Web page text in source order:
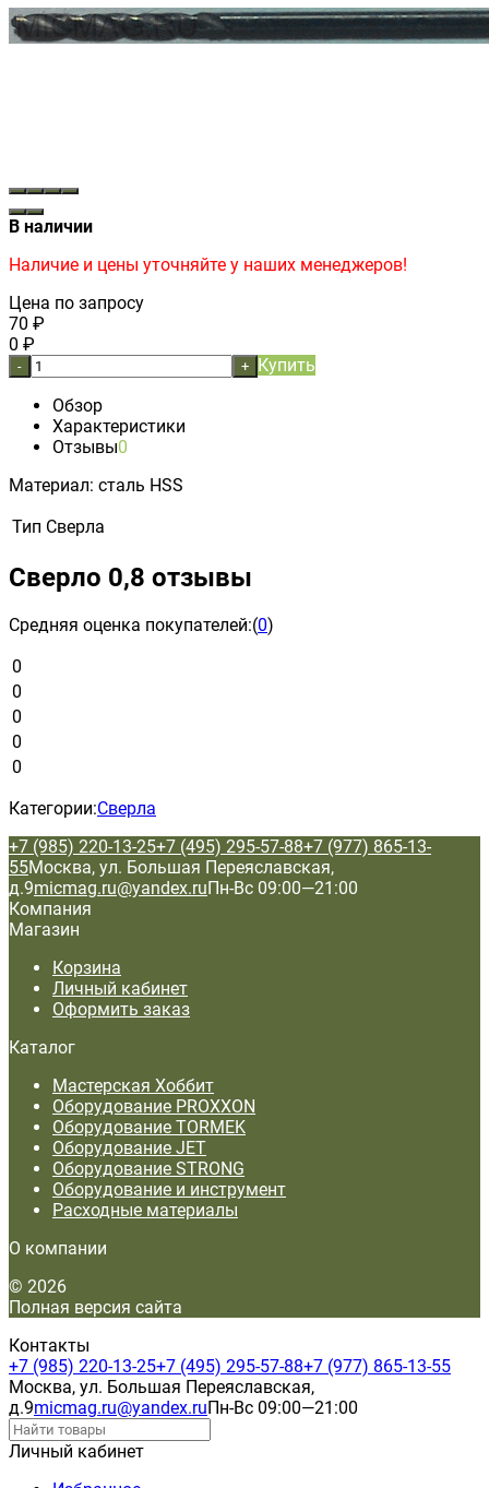
В наличии
Наличие и цены уточняйте у наших менеджеров!
Цена по запросу
70 ₽
0 ₽
- + Купить
Обзор
Характеристики
Отзывы0
Материал: сталь HSS
Тип Сверла
Сверло 0,8 отзывы
Средняя оценка покупателей:(0)
0
0
0
0
0
Категории:Сверла
+7 (985) 220-13-25+7 (495) 295-57-88+7 (977) 865-13-
55Москва, ул. Большая Переяславская,
д.9micmag.ru@yandex.ruПн-Вс 09:00—21:00
Компания
Магазин
Корзина
Личный кабинет
Оформить заказ
Каталог
Мастерская Хоббит
Оборудование PROXXON
Оборудование TORMEK
Оборудование JET
Оборудование STRONG
Оборудование и инструмент
Расходные материалы
О компании
© 2026
Полная версия сайта
Контакты
+7 (985) 220-13-25+7 (495) 295-57-88+7 (977) 865-13-55
Москва, ул. Большая Переяславская,
д.9micmag.ru@yandex.ruПн-Вс 09:00—21:00
Личный кабинет